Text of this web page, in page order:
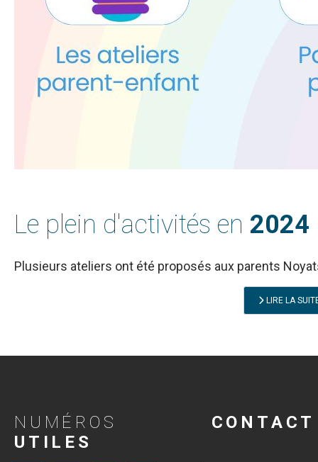
Le plein d'activités en 2024
Plusieurs ateliers ont été proposés aux parents
LIRE LA
NUMÉROS
UTILES
CONTACT